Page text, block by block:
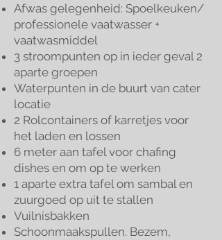
Afwas gelegenheid: Spoelkeuken/
professionele vaatwasser +
vaatwasmiddel
3 stroompunten op in ieder geval 2
aparte groepen
Waterpunten in de buurt van cater
locatie
2 Rolcontainers of karretjes voor
het laden en lossen
6 meter aan tafel voor chafing
dishes en om op te werken
1 aparte extra tafel om sambal en
zuurgoed op uit te stallen
Vuilnisbakken
Schoonmaakspullen. Bezem,